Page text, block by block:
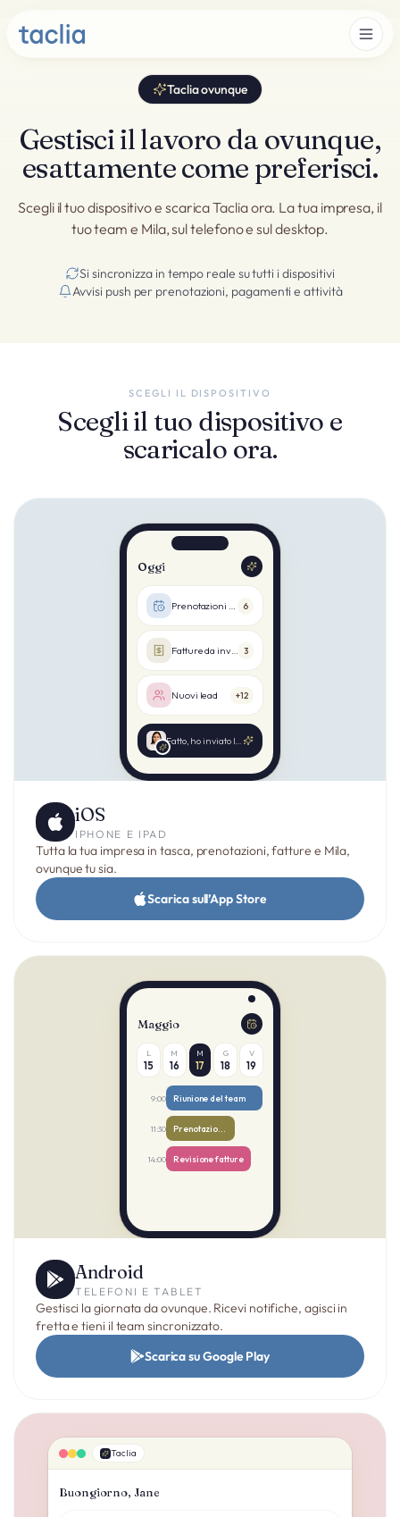
Taclia ovunque
Gestisci il lavoro da ovunque,
esattamente come preferisci.
Scegli il tuo dispositivo e scarica Taclia ora. La tua impresa, il
tuo team e Mila, sul telefono e sul desktop.
Si sincronizza in tempo reale su tutti i dispositivi
Avvisi push per prenotazioni, pagamenti e attività
SCEGLI IL DISPOSITIVO
Scegli il tuo dispositivo e
scaricalo ora.
Oggi
Prenotazioni di oggi 6
Fatture da inviare 3
Nuovi lead +12
iOS
IPHONE E IPAD
Tutta la tua impresa in tasca, prenotazioni, fatture e Mila,
ovunque tu sia.
Scarica sull’App Store
Maggio
L
15
M
16
M
17
G
18
V
19
9:00 Riunione del team
11:30
14:00 Revisione fatture
Android
TELEFONI E TABLET
Gestisci la giornata da ovunque. Ricevi notifiche, agisci in
fretta e tieni il team sincronizzato.
Scarica su Google Play
Taclia
Buongiorno, Jane